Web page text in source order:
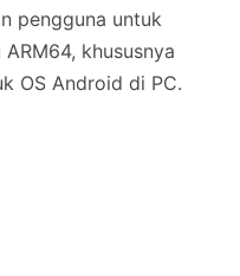
pengguna untuk
khususnya
OS Android di PC.